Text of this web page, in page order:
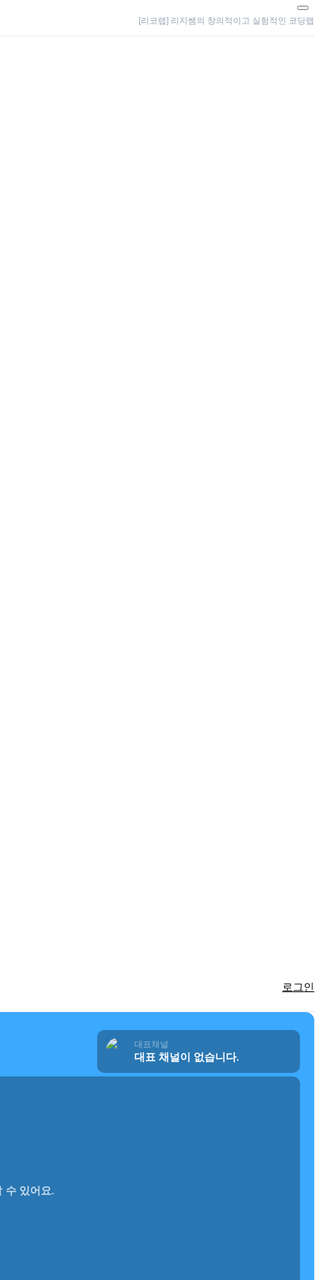
[리코랩] 리지쌤의 창의적이고 실험적인 코딩랩
로그인
대표채널
대표 채널이 없습니다.
수 있어요.